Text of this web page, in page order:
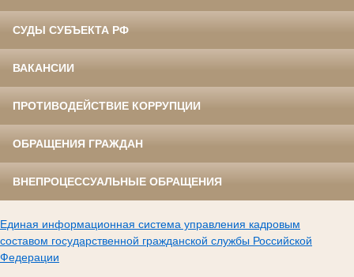
СУДЫ СУБЪЕКТА РФ
ВАКАНСИИ
ПРОТИВОДЕЙСТВИЕ КОРРУПЦИИ
ОБРАЩЕНИЯ ГРАЖДАН
ВНЕПРОЦЕССУАЛЬНЫЕ ОБРАЩЕНИЯ
Единая информационная система управления кадровым
составом государственной гражданской службы Российской
Федерации